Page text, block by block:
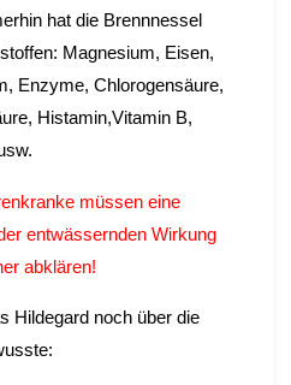
hat die Brennnessel
Magnesium, Eisen,
Enzyme, Chlorogensäure,
Histamin,Vitamin B,
müssen eine
entwässernden Wirkung
abklären!
Hildegard noch über die